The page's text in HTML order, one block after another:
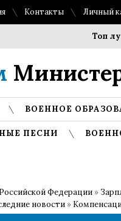
Контакты Личный
Топ
ВОЕННОЕ
ПЕСНИ
Федерации »
новости »